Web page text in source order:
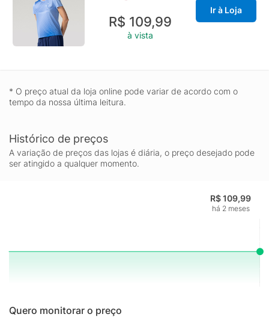
R$ 109,99
à vista
Ir à Loja
* O preço atual da loja online pode variar de acordo com o
tempo da nossa última leitura.
Histórico de preços
A variação de preços das lojas é diária, o preço desejado pode
ser atingido a qualquer momento.
R$ 109,99
há 2 meses
Quero monitorar o preço